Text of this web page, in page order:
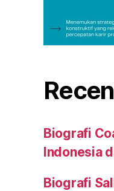
Biografi
Indonesia
Biografi